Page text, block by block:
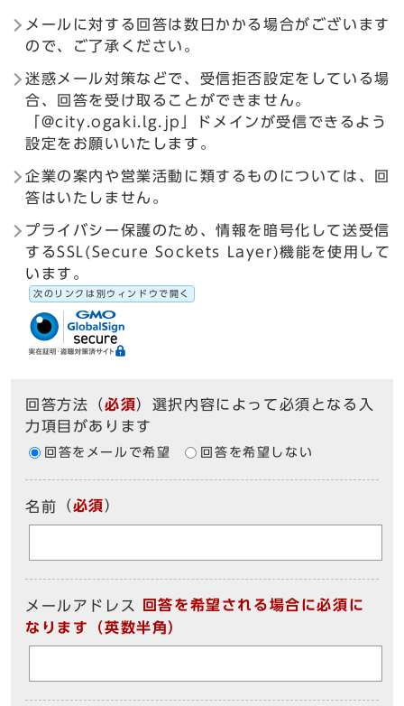
メールに対する回答は数日かかる場合がございます
ので、ご了承ください。
迷惑メール対策などで、受信拒否設定をしている場
合、回答を受け取ることができません。
「@city.ogaki.lg.jp」ドメインが受信できるよう
設定をお願いいたします。
企業の案内や営業活動に類するものについては、回
答はいたしません。
プライバシー保護のため、情報を暗号化して送受信
するSSL(Secure Sockets Layer)機能を使用して
います。
次のリンクは別ウィンドウで開く
回答方法 （必須）選択内容によって必須となる入
力項目があります
回答をメールで希望 回答を希望しない
名前 （必須）
メールアドレス
回答を希望される場合に必須に
なります（英数半角）